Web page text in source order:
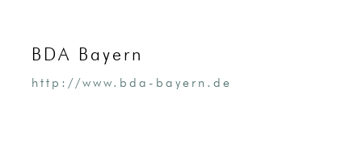
BDA Bayern
http://www.bda-bayern.de